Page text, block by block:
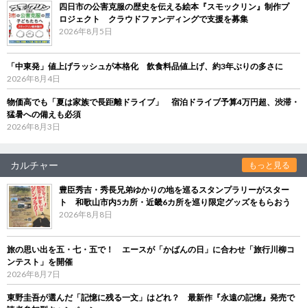
四日市の公害克服の歴史を伝える絵本『スモックリン』制作プ
ロジェクト クラウドファンディングで支援を募集
2026年8月5日
「中東発」値上げラッシュが本格化 飲食料品値上げ、約3年ぶりの多さに
2026年8月4日
物価高でも「夏は家族で長距離ドライブ」 宿泊ドライブ予算4万円超、渋滞・
猛暑への備えも必須
2026年8月3日
カルチャー もっと見る
豊臣秀吉・秀長兄弟ゆかりの地を巡るスタンプラリーがスター
ト 和歌山市内5カ所・近畿6カ所を巡り限定グッズをもらおう
2026年8月8日
旅の思い出を五・七・五で！ エースが「かばんの日」に合わせ「旅行川柳コ
ンテスト」を開催
2026年8月7日
東野圭吾が選んだ「記憶に残る一文」はどれ？ 最新作『永遠の記憶』発売で